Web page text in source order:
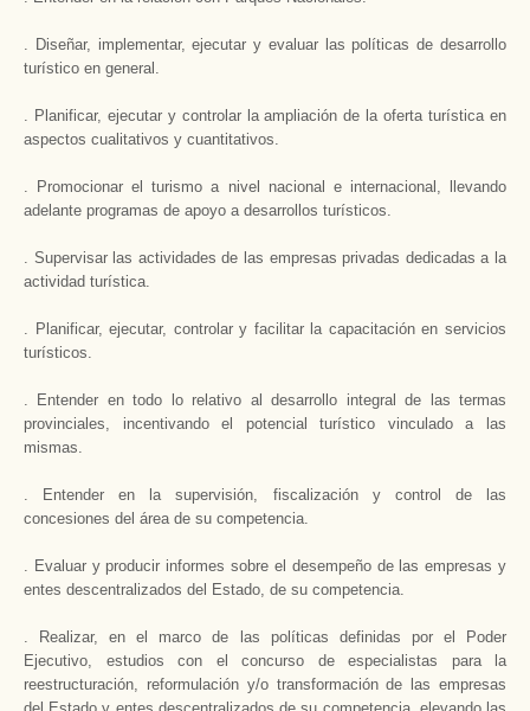
. Diseñar, implementar, ejecutar y evaluar las políticas de desarrollo
turístico en general.
. Planificar, ejecutar y controlar la ampliación de la oferta turística en
aspectos cualitativos y cuantitativos.
. Promocionar el turismo a nivel nacional e internacional, llevando
adelante programas de apoyo a desarrollos turísticos.
. Supervisar las actividades de las empresas privadas dedicadas a la
actividad turística.
. Planificar, ejecutar, controlar y facilitar la capacitación en servicios
turísticos.
. Entender en todo lo relativo al desarrollo integral de las termas
provinciales, incentivando el potencial turístico vinculado a las
mismas.
. Entender en la supervisión, fiscalización y control de las
concesiones del área de su competencia.
. Evaluar y producir informes sobre el desempeño de las empresas y
entes descentralizados del Estado, de su competencia.
. Realizar, en el marco de las políticas definidas por el Poder
Ejecutivo, estudios con el concurso de especialistas para la
reestructuración, reformulación y/o transformación de las empresas